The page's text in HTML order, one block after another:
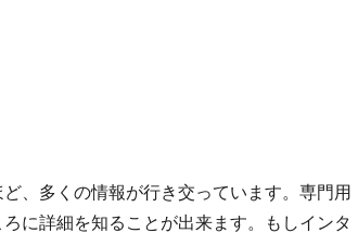
、多くの情報が行き交っています。専門用
に詳細を知ることが出来ます。もしインタ